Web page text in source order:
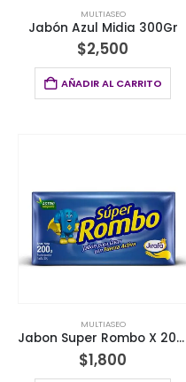
MULTIASEO
Jabón Azul Midia 300Gr
$2,500
AÑADIR AL CARRITO
MULTIASEO
Jabon Super Rombo X 200 Gr
$1,800